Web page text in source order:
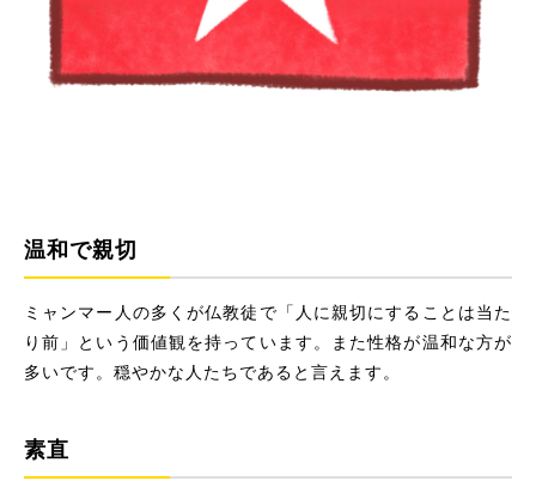
温和で親切
ミャンマー人の多くが仏教徒で「人に親切にすることは当た
り前」という価値観を持っています。また性格が温和な方が
多いです。穏やかな人たちであると言えます。
素直